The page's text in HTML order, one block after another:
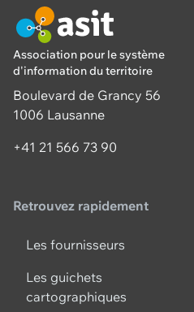
Association pour le système
d'information du territoire
Boulevard de Grancy 56
1006 Lausanne
+41 21 566 73 90
Retrouvez rapidement
Les fournisseurs
Les guichets
cartographiques